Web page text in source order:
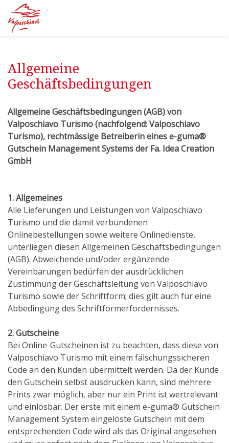
Allgemeine
Geschäftsbedingungen
Allgemeine Geschäftsbedingungen (AGB) von
Valposchiavo Turismo (nachfolgend: Valposchiavo
Turismo), rechtmässige Betreiberin eines e-guma®
Gutschein Management Systems der Fa. Idea Creation
GmbH
1. Allgemeines
Alle Lieferungen und Leistungen von Valposchiavo
Turismo und die damit verbundenen
Onlinebestellungen sowie weitere Onlinedienste,
unterliegen diesen Allgemeinen Geschäftsbedingungen
(AGB). Abweichende und/oder ergänzende
Vereinbarungen bedürfen der ausdrücklichen
Zustimmung der Geschäftsleitung von Valposchiavo
Turismo sowie der Schriftform; dies gilt auch für eine
Abbedingung des Schriftformerfordernisses.
2. Gutscheine
Bei Online-Gutscheinen ist zu beachten, dass diese von
Valposchiavo Turismo mit einem fälschungssicheren
Code an den Kunden übermittelt werden. Da der Kunde
den Gutschein selbst ausdrucken kann, sind mehrere
Prints zwar möglich, aber nur ein Print ist wertrelevant
und einlösbar. Der erste mit einem e-guma® Gutschein
Management System eingelöste Gutschein mit dem
entsprechenden Code wird als das Original angesehen